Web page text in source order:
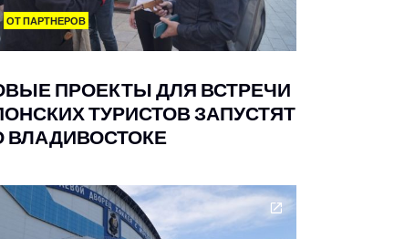
ОТ ПАРТНЕРОВ
ПРОЕКТЫ ДЛЯ ВСТРЕЧИ
ТУРИСТОВ ЗАПУСТЯТ
ВЛАДИВОСТОКЕ